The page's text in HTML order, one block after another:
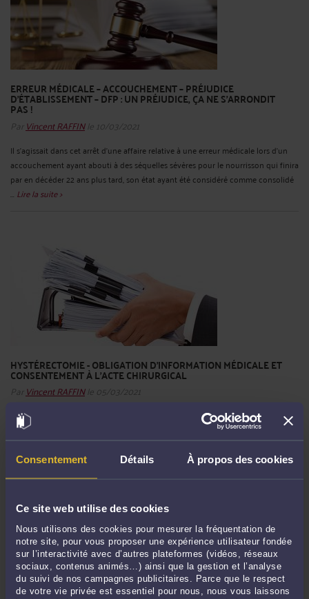
Consentement Détails À propos des cookies
Ce site web utilise des cookies
Nous utilisons des cookies pour mesurer la fréquentation de
notre site, pour vous proposer une expérience utilisateur fondée
sur l’interactivité avec d’autres plateformes (vidéos, réseaux
sociaux, contenus animés…) ainsi que la gestion et l’analyse
du suivi de nos campagnes publicitaires. Parce que le respect
de votre vie privée est essentiel pour nous, nous vous laissons
ERREUR MÉDICALE – ACCOUCHEMENT – PRÉJUDICE
D’ÉTABLISSEMENT – DFP : UN PRÉJUDICE, ÇA NE S’ARRONDIT
PAS !
Par Vincent RAFFINle 10/03/2021
Il s’agissait dans cet arrêt d’une affaire relative à une erreur médicale lors d’un
accouchement ayant abouti à des séquelles sévères pour le nourrisson qui finira
par en décéder 22 ans plus tard, son état ayant été considéré comme consolidé
... Lire la suite >
HYSTÉRECTOMIE - OBLIGATION D'INFORMATION MÉDICALE ET
CONSENTEMENT À L'ACTE CHIRURGICAL
Par Vincent RAFFINle 05/03/2021
Il résulte des dispositions de l’article L. 1111-2 du Code de la Santé Publique que :
« Toute personne a le droit d'être informée sur son état de santé. Cette
information porte sur les différentes investigations, traitements ou actions de
prévention qui sont proposés, leur utilité, ...
Lire la suite >